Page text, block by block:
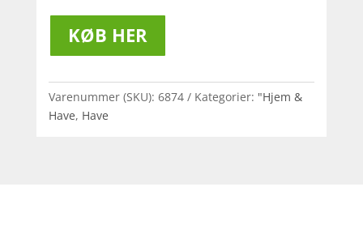
KØB HER
Varenummer (SKU): 6874 Kategorier: "Hjem &
Have, Have